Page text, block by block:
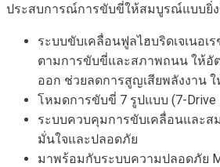
ประสบการณ์การขับขี่ให้สมบูรณ์แบบยิ่
ระบบขับเคลื่อนฟูลไฮบริดเจเนอ
ตามการขับขี่และสภาพถนน ให้อั
ออก ช่วยลดการสูญเสียพลังงาน
โหมดการขับขี่ 7 รูปแบบ (7-
ระบบควบคุมการขับเคลื่อนและส
มั่นใจและปลอดภัย
มาพร้อมกับระบบความปลอดภัย